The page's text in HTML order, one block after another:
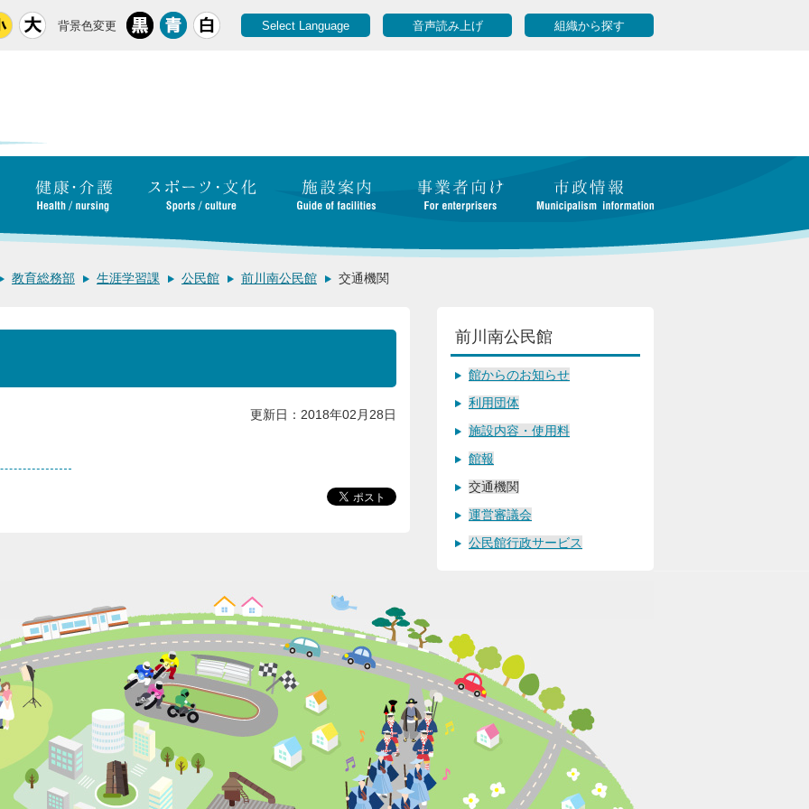
背景色変更 Select Language 音声読み上げ 組織から探す
教育総務部 生涯学習課 公民館 前川南公民館 交通機関
更新日：2018年02月28日
前川南公民館
館からのお知らせ
利用団体
施設内容・使用料
館報
交通機関
運営審議会
公民館行政サービス